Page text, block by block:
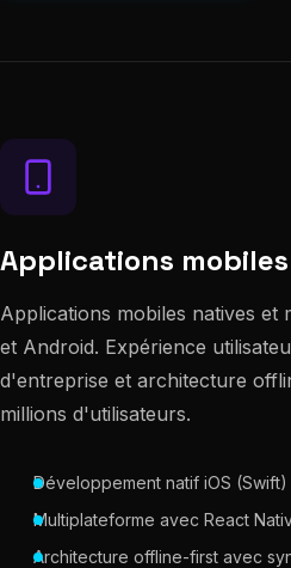
Applications mobiles
Applications mobiles natives et
et Android. Expérience
d'entreprise et architecture
millions d'utilisateurs.
Développement natif iOS
Multiplateforme avec React
Architecture offline-first avec